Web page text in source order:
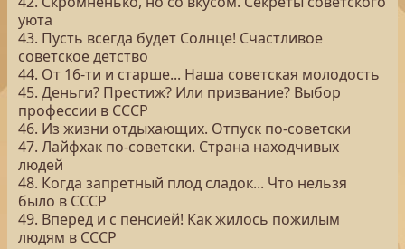
уюта
43. Пусть всегда будет Солнце! Счастливое
советское детство
44. От 16-ти и старше... Наша советская молодость
45. Деньги? Престиж? Или призвание? Выбор
профессии в СССР
46. Из жизни отдыхающих. Отпуск по-советски
47. Лайфхак по-советски. Страна находчивых
людей
48. Когда запретный плод сладок... Что нельзя
было в СССР
49. Вперед и с пенсией! Как жилось пожилым
людям в СССР